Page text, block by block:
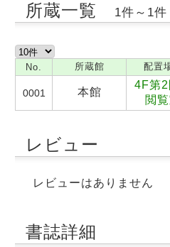
所蔵一覧 1件～1件
No. 所蔵館 配置
0001 本館
4F第2
閲
レビュー
レビューはありません
書誌詳細